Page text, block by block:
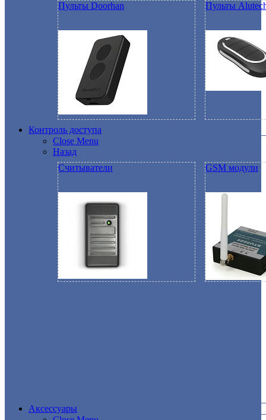
Пульты Doorhan Пульты
Контроль доступа
Close Menu
Назад
Считыватели
GSM модули
Аксессуары